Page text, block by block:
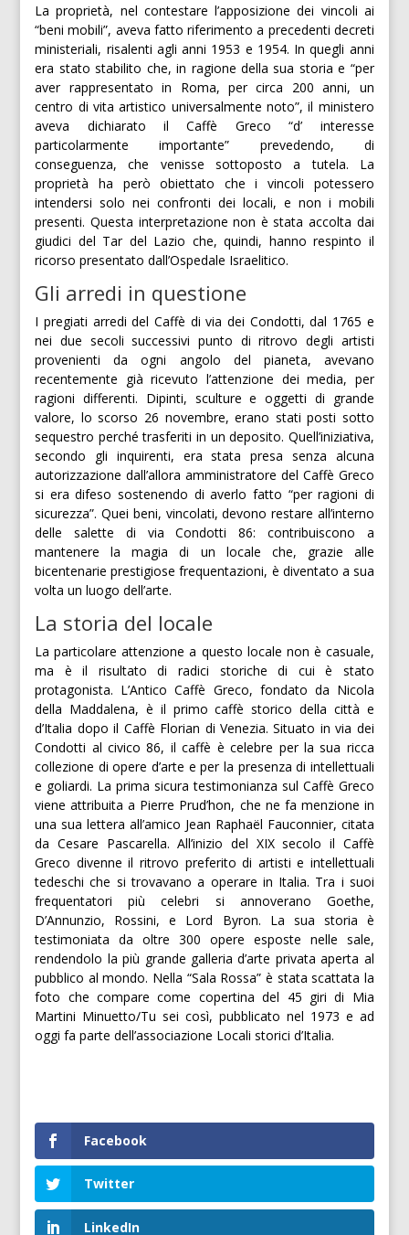
La proprietà, nel contestare l’apposizione dei vincoli ai
“beni mobili”, aveva fatto riferimento a precedenti decreti
ministeriali, risalenti agli anni 1953 e 1954. In quegli anni
era stato stabilito che, in ragione della sua storia e “per
aver rappresentato in Roma, per circa 200 anni, un
centro di vita artistico universalmente noto”, il ministero
aveva dichiarato il Caffè Greco “d’ interesse
particolarmente importante” prevedendo, di
conseguenza, che venisse sottoposto a tutela. La
proprietà ha però obiettato che i vincoli potessero
intendersi solo nei confronti dei locali, e non i mobili
presenti. Questa interpretazione non è stata accolta dai
giudici del Tar del Lazio che, quindi, hanno respinto il
ricorso presentato dall’Ospedale Israelitico.
Gli arredi in questione
I pregiati arredi del Caffè di via dei Condotti, dal 1765 e
nei due secoli successivi punto di ritrovo degli artisti
provenienti da ogni angolo del pianeta, avevano
recentemente già ricevuto l’attenzione dei media, per
ragioni differenti. Dipinti, sculture e oggetti di grande
valore, lo scorso 26 novembre, erano stati posti sotto
sequestro perché trasferiti in un deposito. Quell’iniziativa,
secondo gli inquirenti, era stata presa senza alcuna
autorizzazione dall’allora amministratore del Caffè Greco
si era difeso sostenendo di averlo fatto “per ragioni di
sicurezza”. Quei beni, vincolati, devono restare all’interno
delle salette di via Condotti 86: contribuiscono a
mantenere la magia di un locale che, grazie alle
bicentenarie prestigiose frequentazioni, è diventato a sua
volta un luogo dell’arte.
La storia del locale
La particolare attenzione a questo locale non è casuale,
ma è il risultato di radici storiche di cui è stato
protagonista. L’Antico Caffè Greco, fondato da Nicola
della Maddalena, è il primo caffè storico della città e
d’Italia dopo il Caffè Florian di Venezia. Situato in via dei
Condotti al civico 86, il caffè è celebre per la sua ricca
collezione di opere d’arte e per la presenza di intellettuali
e goliardi. La prima sicura testimonianza sul Caffè Greco
viene attribuita a Pierre Prud’hon, che ne fa menzione in
una sua lettera all’amico Jean Raphaël Fauconnier, citata
da Cesare Pascarella. All’inizio del XIX secolo il Caffè
Greco divenne il ritrovo preferito di artisti e intellettuali
tedeschi che si trovavano a operare in Italia. Tra i suoi
frequentatori più celebri si annoverano Goethe,
D’Annunzio, Rossini, e Lord Byron. La sua storia è
testimoniata da oltre 300 opere esposte nelle sale,
rendendolo la più grande galleria d’arte privata aperta al
pubblico al mondo. Nella “Sala Rossa” è stata scattata la
foto che compare come copertina del 45 giri di Mia
Martini Minuetto/Tu sei così, pubblicato nel 1973 e ad
oggi fa parte dell’associazione Locali storici d’Italia.
Facebook
Twitter
LinkedIn